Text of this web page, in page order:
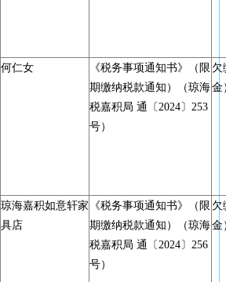
何仁女
《税务事项通知书》（限
期缴纳税款通知）（琼海
税嘉积局 通〔2024〕253
号）
欠
金
琼海嘉积如意轩家
具店
《税务事项通知书》（限
期缴纳税款通知）（琼海
税嘉积局 通〔2024〕256
号）
欠
金